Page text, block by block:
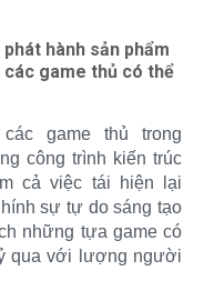
hành sản phẩm
game thủ có thể
game thủ trong
công trình kiến trúc
cả việc tái hiện lại
sự tự do sáng tạo
những tựa game có
qua với lượng người